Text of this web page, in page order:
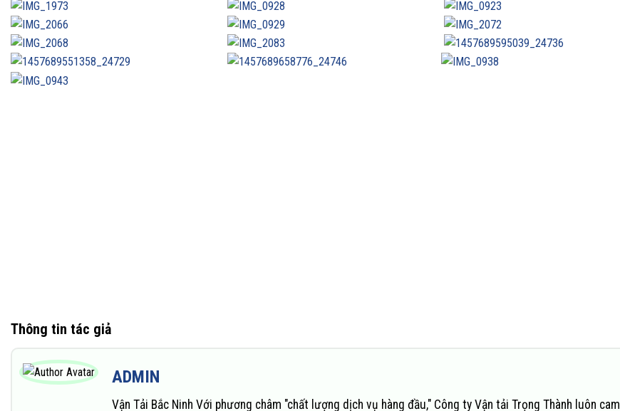
Thông tin tác giả
ADMIN
Vận Tải Bắc Ninh Với phương châm "chất lượng dịch vụ hàng đầu," Công ty Vận tải Trọng Thành luôn cam